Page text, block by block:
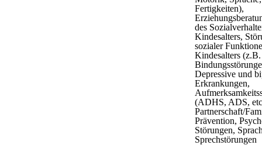
Fertigkeiten),
des
Kindesalters,
sozialer
Kindesalters
Depressive und
Erkrankungen,
(ADHS, ADS,
Partnerschaft/
Prävention,
Störungen,
Sprechstörungen